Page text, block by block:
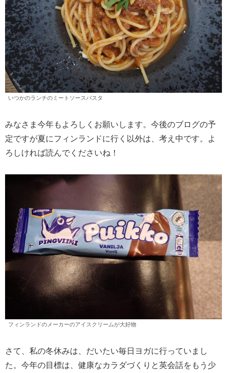
いつかのランチのミートソースパスタ
みなさま今年もよろしくお願いします。今後のブログの予
定ですが夏にフィンランドに行く以外は、考え中です。よ
ろしければ読んでくださいね！
フィンランドのメーカーのアイスクリームが大好物
さて、私の冬休みは、だいたい毎日ヨガに行っていまし
た。今年の目標は、健康なカラダづくりと英会話をもう少